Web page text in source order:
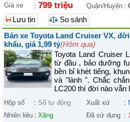
Giá xe
: 799 triệu Quận/Huyện :
Lưu tin
So sánh
Bán xe Toyota Land Cruiser VX,
khẩu, giá 1,99 tỷ(Hôm qua)
Toyota Land Cruiser
từ đầu , bảo dưỡng
bền bỉ khét tiếng,
và "lành ". Chắc
LC200 thì đời nào vẫn
Hộp số : Số tự động Xuất xứ :
Nhiên liệu : Xăng Đã sử dụng :